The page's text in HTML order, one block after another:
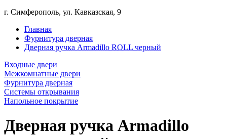
г. Симферополь, ул. Кавказская, 9
Главная
Фурнитура дверная
Дверная ручка Armadillo ROLL черный
Входные двери
Межкомнатные двери
Фурнитура дверная
Системы открывания
Напольное покрытие
Дверная ручка Armadillo